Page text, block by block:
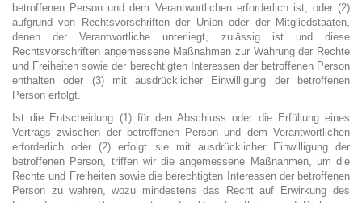
betroffenen Person und dem Verantwortlichen erforderlich ist, oder (2)
aufgrund von Rechtsvorschriften der Union oder der Mitgliedstaaten,
denen der Verantwortliche unterliegt, zulässig ist und diese
Rechtsvorschriften angemessene Maßnahmen zur Wahrung der Rechte
und Freiheiten sowie der berechtigten Interessen der betroffenen Person
enthalten oder (3) mit ausdrücklicher Einwilligung der betroffenen
Person erfolgt.
Ist die Entscheidung (1) für den Abschluss oder die Erfüllung eines
Vertrags zwischen der betroffenen Person und dem Verantwortlichen
erforderlich oder (2) erfolgt sie mit ausdrücklicher Einwilligung der
betroffenen Person, triffen wir die angemessene Maßnahmen, um die
Rechte und Freiheiten sowie die berechtigten Interessen der betroffenen
Person zu wahren, wozu mindestens das Recht auf Erwirkung des